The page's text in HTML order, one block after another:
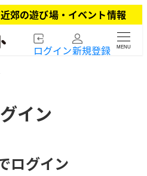
郊の遊び場・イベント情報
ログイン新規登録 MENU
イン
ログイン